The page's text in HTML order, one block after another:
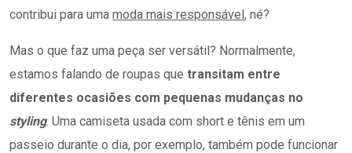
contribui para uma moda mais responsável, né?
Mas o que faz uma peça ser versátil? Normalmente,
estamos falando de roupas que transitam entre
diferentes ocasiões com pequenas mudanças no
styling. Uma camiseta usada com short e tênis em um
passeio durante o dia, por exemplo, também pode funcionar